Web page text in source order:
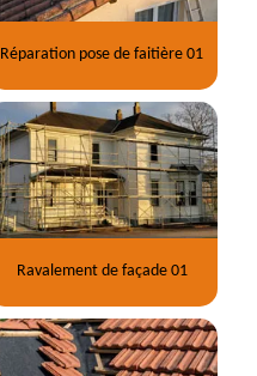
Réparation pose de faitière 01
Ravalement de façade 01